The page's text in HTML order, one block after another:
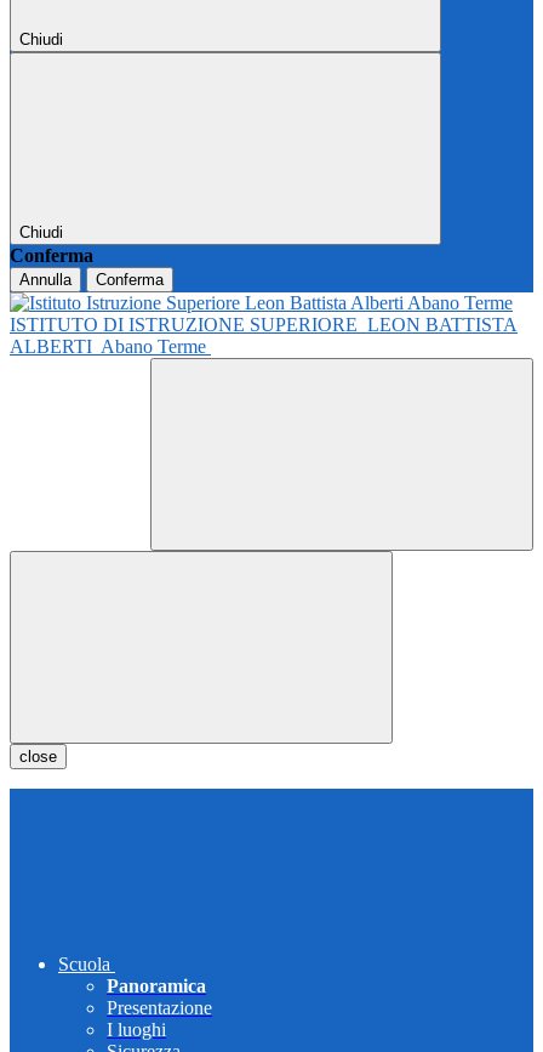
Chiudi
Chiudi
Conferma
Annulla Conferma
ISTITUTO DI ISTRUZIONE SUPERIORE LEON BATTISTA
ALBERTI Abano Terme
close
Scuola
Panoramica
Presentazione
I luoghi